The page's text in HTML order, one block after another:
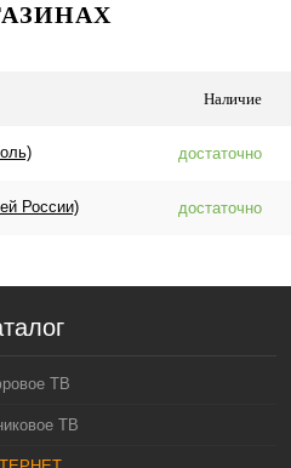
Наличие
достаточно
России) достаточно
ТВ
ТВ